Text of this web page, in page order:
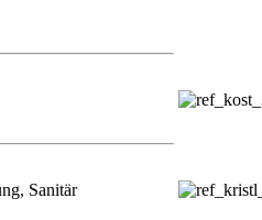
Sanitär